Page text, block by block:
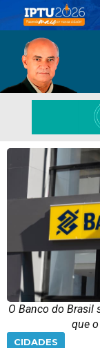
O Banco do Brasil
que
CIDADES